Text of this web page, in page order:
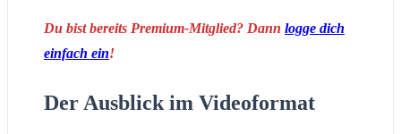
Du bist bereits Premium-Mitglied? Dann logge dich
einfach ein!
Der Ausblick im Videoformat